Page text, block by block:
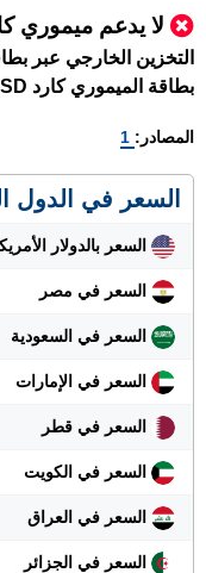
لا يدعم ميموري
التخزين الخارجي عبر
بطاقة الميموري كارد MicroSD
المصادر: 1
السعر في الدول
السعر بالدولار
السعر في مصر
السعر في السعودية
السعر في الإمارات
السعر في قطر
السعر في الكويت
السعر في العراق
السعر في الجزائر